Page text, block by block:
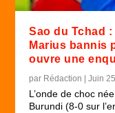
Sao du Tchad
Marius bannis
ouvre une
par Rédaction |Juin
L’onde de choc
Burundi (8-0 sur